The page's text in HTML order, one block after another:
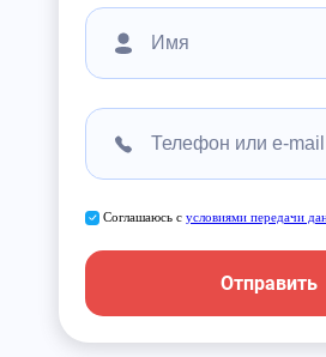
Соглашаюсь с условиями передачи
Отправить